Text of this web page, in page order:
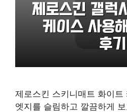
제로스킨 스키니매트 화이
엣지를 슬림하고 깔끔하게